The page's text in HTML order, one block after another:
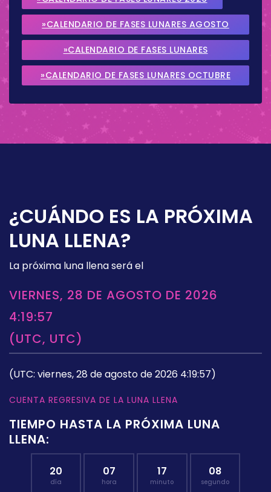
»CALENDARIO DE FASES LUNARES AGOSTO
2026
»CALENDARIO DE FASES LUNARES
SEPTIEMBRE 2026
»CALENDARIO DE FASES LUNARES OCTUBRE
¿CUÁNDO ES LA PRÓXIMA
LUNA LLENA?
La próxima luna llena será el
VIERNES, 28 DE AGOSTO DE 2026
4:19:57
(UTC, UTC)
(UTC: viernes, 28 de agosto de 2026 4:19:57)
CUENTA REGRESIVA DE LA LUNA LLENA
TIEMPO HASTA LA PRÓXIMA LUNA
LLENA:
20
día
07
hora
17
minuto
08
segundo